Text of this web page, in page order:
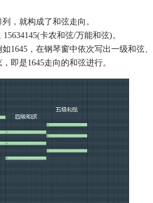
，就构成了和弦走向。
卡农和弦/万能和弦)。
1645，在钢琴窗中依次写出一级和弦、
即是1645走向的和弦进行。